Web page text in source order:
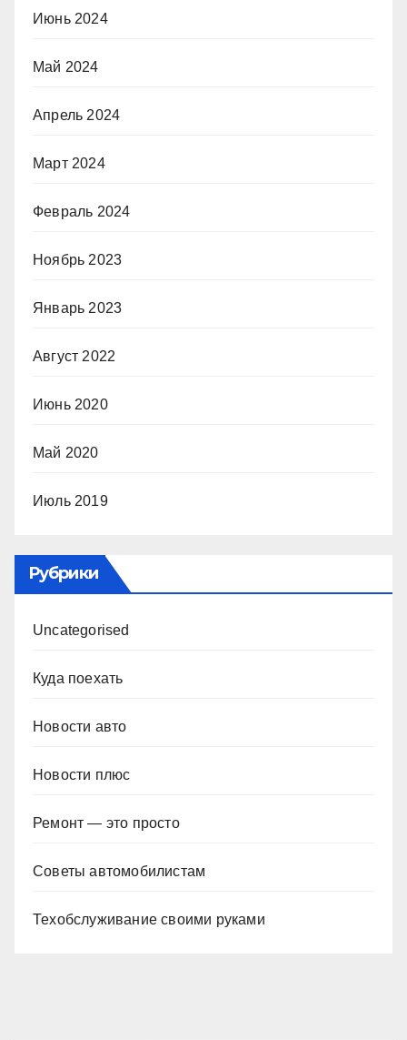
Июнь 2024
Май 2024
Апрель 2024
Март 2024
Февраль 2024
Ноябрь 2023
Январь 2023
Август 2022
Июнь 2020
Май 2020
Июль 2019
Рубрики
Uncategorised
Куда поехать
Новости авто
Новости плюс
Ремонт — это просто
Советы автомобилистам
Техобслуживание своими руками